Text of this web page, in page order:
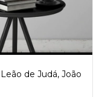
de Judá, João